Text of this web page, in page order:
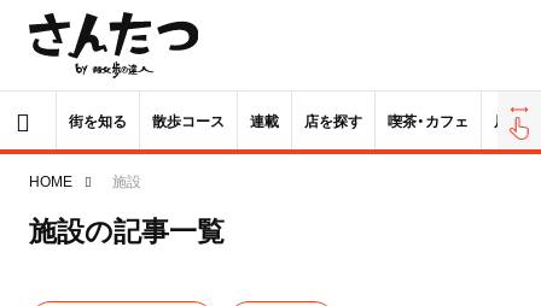
街を知る 散歩コース 連載 店を探す 喫茶・カフェ 居酒屋
HOME 施設
施設の記事一覧